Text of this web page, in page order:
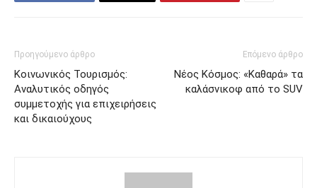
Προηγούμενο άρθρο
Κοινωνικός Τουρισμός:
Αναλυτικός οδηγός
συμμετοχής για επιχειρήσεις
και δικαιούχους
Επόμενο άρθρο
Νέος Κόσμος: «Καθαρά» τα
καλάσνικοφ από το SUV